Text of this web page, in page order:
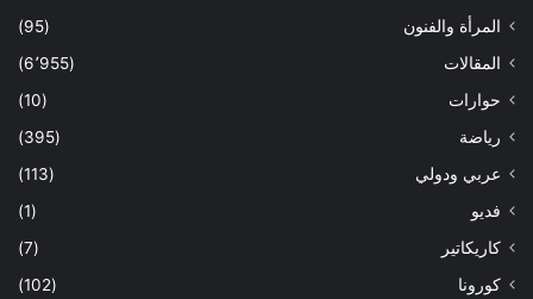
المرأة والفنون
(95)
المقالات
(6٬955)
حوارات
(10)
رياضة
(395)
عربي ودولي
(113)
فديو
(1)
كاريكاتير
(7)
كورونا
(102)